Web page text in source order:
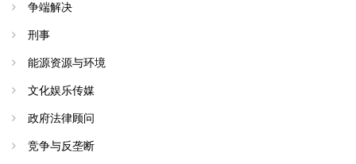
争端解决
刑事
能源资源与环境
文化娱乐传媒
政府法律顾问
竞争与反垄断